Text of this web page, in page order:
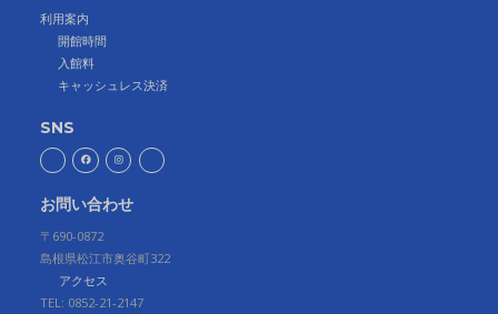
利用案内
開館時間
入館料
キャッシュレス決済
SNS
お問い合わせ
〒690-0872
島根県松江市奥谷町322
アクセス
TEL: 0852-21-2147